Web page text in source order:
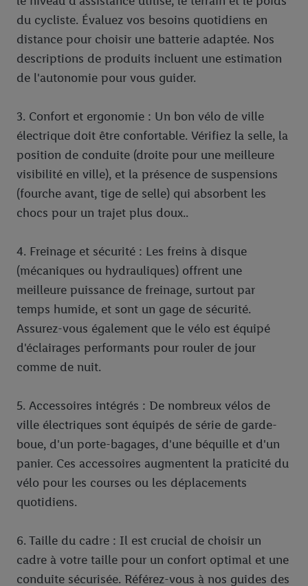
du cycliste. Évaluez vos besoins quotidiens en
distance pour choisir une batterie adaptée. Nos
descriptions de produits incluent une estimation
de l'autonomie pour vous guider.
3. Confort et ergonomie : Un bon vélo de ville
électrique doit être confortable. Vérifiez la selle, la
position de conduite (droite pour une meilleure
visibilité en ville), et la présence de suspensions
(fourche avant, tige de selle) qui absorbent les
chocs pour un trajet plus doux..
4. Freinage et sécurité : Les freins à disque
(mécaniques ou hydrauliques) offrent une
meilleure puissance de freinage, surtout par
temps humide, et sont un gage de sécurité.
Assurez-vous également que le vélo est équipé
d'éclairages performants pour rouler de jour
comme de nuit.
5. Accessoires intégrés : De nombreux vélos de
ville électriques sont équipés de série de garde-
boue, d'un porte-bagages, d'une béquille et d'un
panier. Ces accessoires augmentent la praticité du
vélo pour les courses ou les déplacements
quotidiens.
6. Taille du cadre : Il est crucial de choisir un
cadre à votre taille pour un confort optimal et une
conduite sécurisée. Référez-vous à nos guides des